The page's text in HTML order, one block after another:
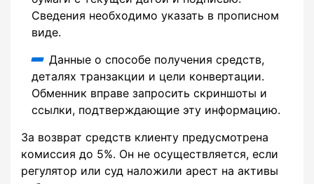
Сведения необходимо указать в прописном
виде.
Данные о способе получения средств,
деталях транзакции и цели конвертации.
Обменник вправе запросить скриншоты и
ссылки, подтверждающие эту информацию.
За возврат средств клиенту предусмотрена
комиссия до 5%. Он не осуществляется, если
регулятор или суд наложили арест на активы